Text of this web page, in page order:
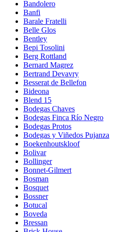
Bandolero
Banfi
Barale Fratelli
Belle Glos
Bentley
Bepi Tosolini
Berg Rottland
Bernard Magrez
Bertrand Devavry
Besserat de Bellefon
Bideona
Blend 15
Bodegas Chaves
Bodegas Finca Río Negro
Bodegas Protos
Bodegas y Viñedos Pujanza
Boekenhoutskloof
Bolivar
Bollinger
Bonnet-Gilmert
Bosman
Bosquet
Bossner
Botucal
Boveda
Bressan